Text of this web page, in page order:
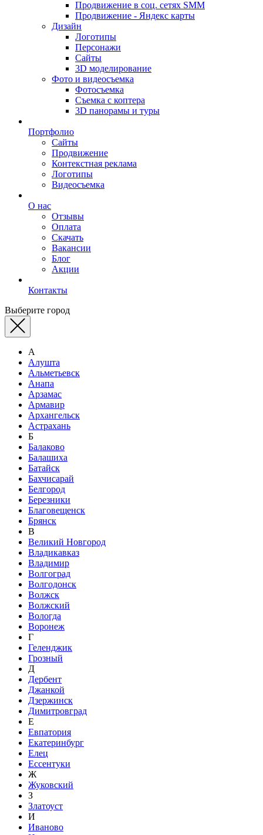
Продвижение в соц. сетях SMM
Продвижение - Яндекс карты
Дизайн
Логотипы
Персонажи
Сайты
3D моделирование
Фото и видеосъемка
Фотосъемка
Съемка с коптера
3D панорамы и туры
Портфолио
Сайты
Продвижение
Контекстная реклама
Логотипы
Видеосъемка
О нас
Отзывы
Оплата
Скачать
Вакансии
Блог
Акции
Контакты
Выберите город
А
Алушта
Альметьевск
Анапа
Арзамас
Армавир
Архангельск
Астрахань
Б
Балаково
Балашиха
Батайск
Бахчисарай
Белгород
Березники
Благовещенск
Брянск
В
Великий Новгород
Владикавказ
Владимир
Волгоград
Волгодонск
Волжск
Волжский
Вологда
Воронеж
Г
Геленджик
Грозный
Д
Дербент
Джанкой
Дзержинск
Димитровград
Е
Евпатория
Екатеринбург
Елец
Ессентуки
Ж
Жуковский
З
Златоуст
И
Иваново